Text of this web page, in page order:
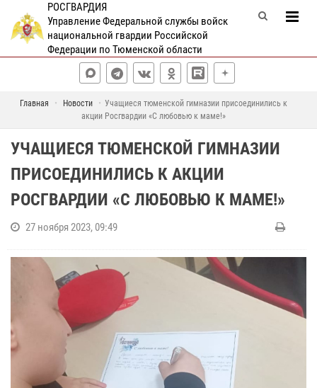
РОСГВАРДИЯ
Управление Федеральной службы войск
национальной гвардии Российской
Федерации по Тюменской области
Главная Новости
Учащиеся тюменской гимназии присоединились к
акции Росгвардии «С любовью к маме!»
УЧАЩИЕСЯ ТЮМЕНСКОЙ ГИМНАЗИИ
ПРИСОЕДИНИЛИСЬ К АКЦИИ
РОСГВАРДИИ «С ЛЮБОВЬЮ К МАМЕ!»
27 ноября 2023, 09:49